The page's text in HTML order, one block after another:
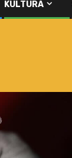
KULTURA